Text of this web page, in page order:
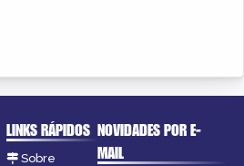
LINKS RÁPIDOS
Sobre
NOVIDADES POR E-
MAIL